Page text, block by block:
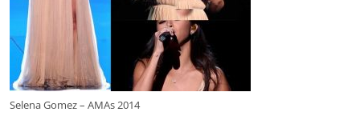
Selena Gomez – AMAs 2014